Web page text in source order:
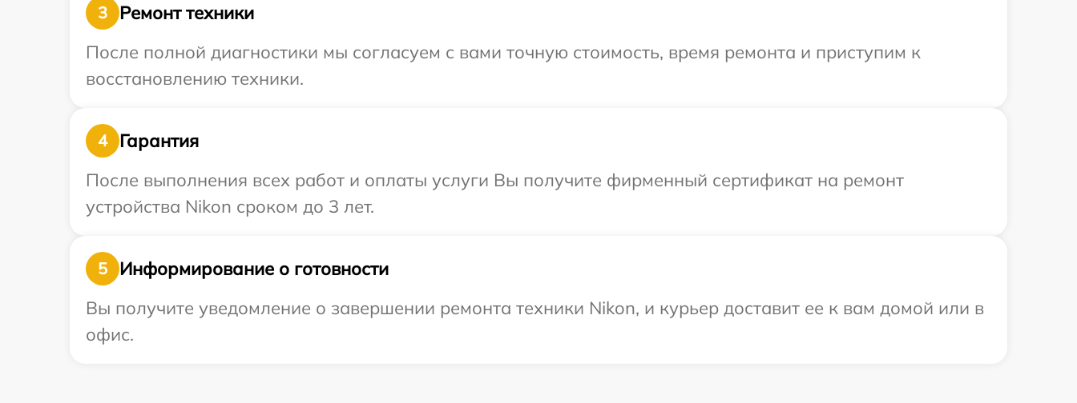
3
Ремонт техники
После полной диагностики мы согласуем с вами точную стоимость, время ремонта и приступим к
восстановлению техники.
4
Гарантия
После выполнения всех работ и оплаты услуги Вы получите фирменный сертификат на ремонт
устройства Nikon сроком до 3 лет.
5
Информирование о готовности
Вы получите уведомление о завершении ремонта техники Nikon, и курьер доставит ее к вам домой или в
офис.